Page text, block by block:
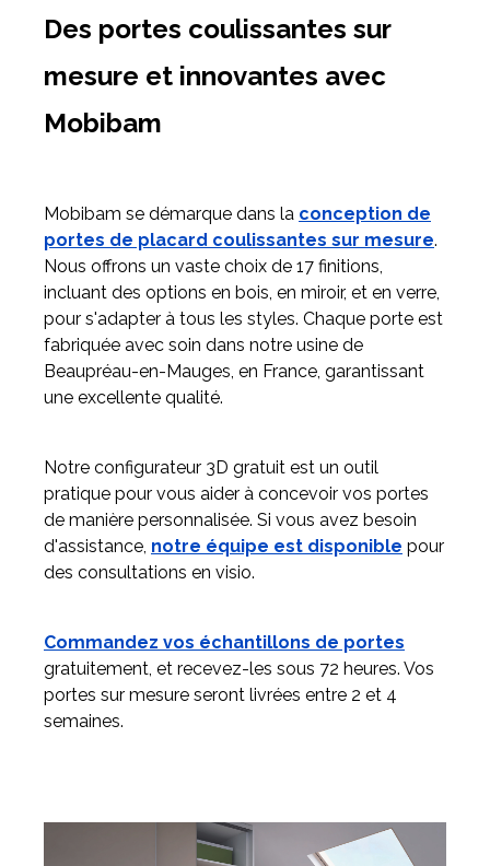
Des portes coulissantes sur
mesure et innovantes avec
Mobibam
Mobibam se démarque dans la conception de
portes de placard coulissantes sur mesure.
Nous offrons un vaste choix de 17 finitions,
incluant des options en bois, en miroir, et en verre,
pour s'adapter à tous les styles. Chaque porte est
fabriquée avec soin dans notre usine de
Beaupréau-en-Mauges, en France, garantissant
une excellente qualité.
Notre configurateur 3D gratuit est un outil
pratique pour vous aider à concevoir vos portes
de manière personnalisée. Si vous avez besoin
d'assistance, notre équipe est disponible pour
des consultations en visio.
Commandez vos échantillons de portes
gratuitement, et recevez-les sous 72 heures. Vos
portes sur mesure seront livrées entre 2 et 4
semaines.